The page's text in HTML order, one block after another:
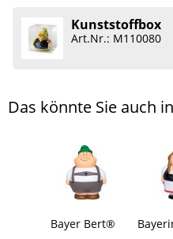
Kunststoffbox
Art.Nr.: M110080
Das könnte Sie auch
Bayer Bert®